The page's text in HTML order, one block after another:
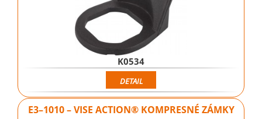
K0534
DETAIL
E3–1010 – VISE ACTION® KOMPRESNÉ ZÁMKY